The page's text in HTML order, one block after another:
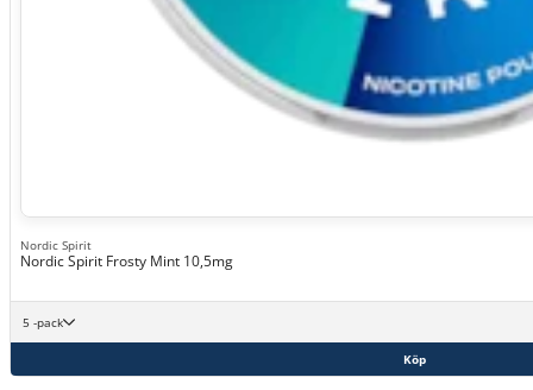
Nordic Spirit
Nordic Spirit Frosty Mint 10,5mg
5 -pack
Köp